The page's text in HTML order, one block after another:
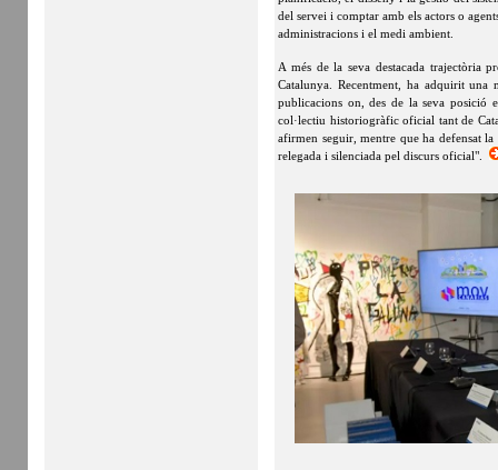
del servei i comptar amb els actors o
administracions i el medi ambient.
A més de la seva destacada trajectòria
Catalunya. Recentment, ha adquirit
publicacions on, des de la seva posició
col·lectiu historiogràfic oficial tant de
afirmen seguir, mentre que ha defensat
relegada i silenciada pel discurs oficial".